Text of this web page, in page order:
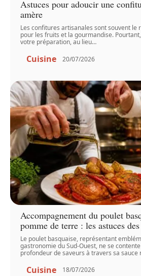
Astuces pour adoucir une
amère
Les confitures artisanales sont souvent le
pour les fruits et la gourmandise.
votre préparation, au lieu…
Cuisine 20/07/2026
Accompagnement du poulet
pomme de terre : les astuces
Le poulet basquaise, représentant
gastronomie du Sud-Ouest, ne se
profondeur de saveurs à travers sa sauce
Cuisine 18/07/2026